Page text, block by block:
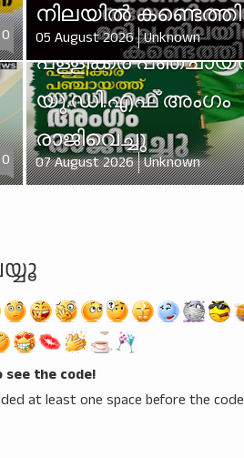
0
നിലയില്‍ കണ്ടെത്തി
05 August 2026 Unknown
0
പള്ളിക്കര
യു.ഡി.എഫ് അംഗം
രാജിവെച്ചു
07 August 2026 Unknown
see the code!
at least one space before the